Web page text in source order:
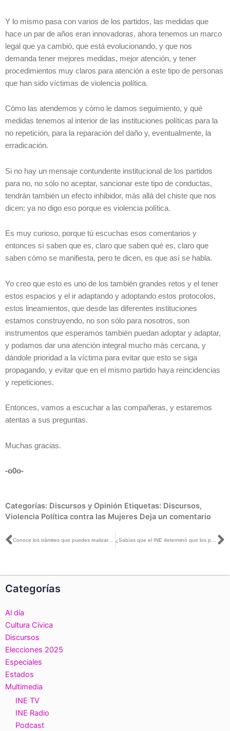
Y lo mismo pasa con varios de los partidos, las medidas que
hace un par de años eran innovadoras, ahora tenemos un marco
legal que ya cambió, que está evolucionando, y que nos
demanda tener mejores medidas, mejor atención, y tener
procedimientos muy claros para atención a este tipo de personas
que han sido víctimas de violencia política.
Cómo las atendemos y cómo le damos seguimiento, y qué
medidas tenemos al interior de las instituciones políticas para la
no repetición, para la reparación del daño y, eventualmente, la
erradicación.
Si no hay un mensaje contundente institucional de los partidos
para no, no sólo no aceptar, sancionar este tipo de conductas,
tendrán también un efecto inhibidor, más allá del chiste que nos
dicen: ya no digo eso porque es violencia política.
Es muy curioso, porque tú escuchas esos comentarios y
entonces sí saben que es, claro que saben qué es, claro que
saben cómo se manifiesta, pero te dicen, es que así se habla.
Yo creo que esto es uno de los también grandes retos y el tener
estos espacios y el ir adaptando y adoptando estos protocolos,
estos lineamientos, que desde las diferentes instituciones
estamos construyendo, no son sólo para nosotros, son
instrumentos que esperamos también puedan adoptar y adaptar,
y podamos dar una atención integral mucho más cercana, y
dándole prioridad a la víctima para evitar que esto se siga
propagando, y evitar que en el mismo partido haya reincidencias
y repeticiones.
Entonces, vamos a escuchar a las compañeras, y estaremos
atentas a sus preguntas.
Muchas gracias.
-o0o-
Categorías: Discursos y Opinión Etiquetas: Discursos,
Violencia Política contra las Mujeres Deja un comentario
Ant
Categorías
Al día
Cultura Cívica
Discursos
Elecciones 2025
Especiales
Estados
Multimedia
INE TV
INE Radio
Podcast